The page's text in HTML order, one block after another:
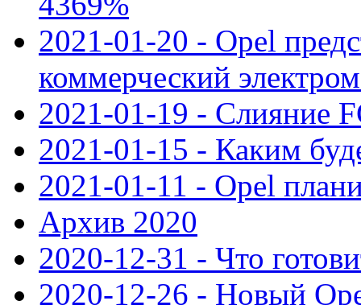
2021-01-20 - Opel
коммерческий
2021-01-19 - Слияние
2021-01-15 - Каким
2021-01-11 - Opel
Архив 2020
2020-12-31 - Что
2020-12-26 - Новый